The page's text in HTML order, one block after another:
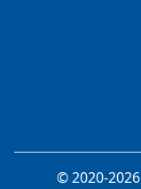
© 2020-